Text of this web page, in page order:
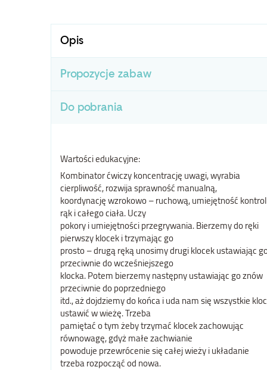
Opis
Propozycje zabaw
Do pobrania
Wartości edukacyjne:
Kombinator ćwiczy koncentrację uwagi, wyrabia
cierpliwość, rozwija sprawność manualną,
koordynację wzrokowo – ruchową, umiejętność
rąk i całego ciała. Uczy
pokory i umiejętności przegrywania. Bierzemy do ręki
pierwszy klocek i trzymając go
prosto – drugą ręką unosimy drugi klocek ustawiając
przeciwnie do wcześniejszego
klocka. Potem bierzemy następny ustawiając go znów
przeciwnie do poprzedniego
itd., aż dojdziemy do końca i uda nam się wszystkie
ustawić w wieżę. Trzeba
pamiętać o tym żeby trzymać klocek zachowując
równowagę, gdyż małe zachwianie
powoduje przewrócenie się całej wieży i układanie
trzeba rozpocząć od nowa.